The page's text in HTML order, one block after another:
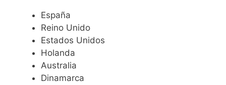
España
Reino Unido
Estados Unidos
Holanda
Australia
Dinamarca